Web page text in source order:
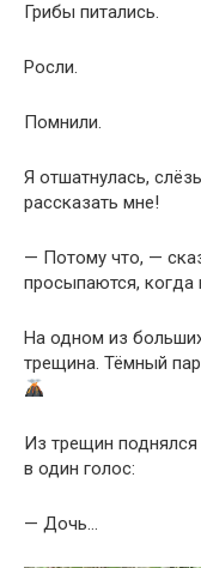
Грибы питались.
Росли.
Помнили.
Я отшатнулась,
рассказать мне!
— Потому что, —
просыпаются, когда
На одном из
трещина. Тёмный
Из трещин поднялся
в один голос:
— Дочь…